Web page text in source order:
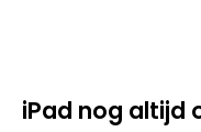
iPad nog altijd